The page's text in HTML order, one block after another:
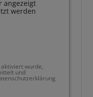
angezeigt
werden
wurde,
und